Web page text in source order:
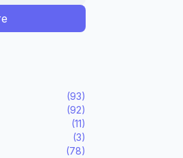
(93)
(92)
(11)
(3)
(78)